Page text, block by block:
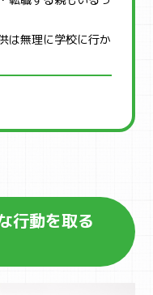
は無理に学校に行か
行動を取る